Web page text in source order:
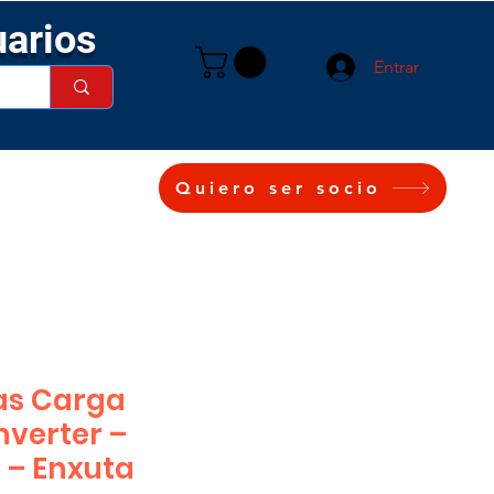
Entrar
Quiero ser socio
Carga
–
– Enxuta